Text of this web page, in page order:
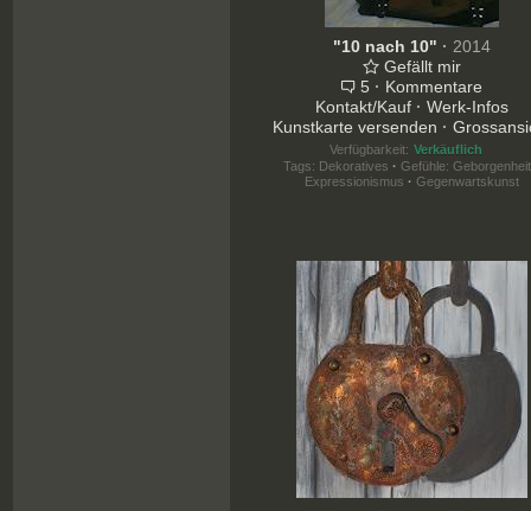
"10 nach 10" · 2014
Gefällt mir
5 · Kommentare
Kontakt/Kauf · Werk-Infos
Kunstkarte versenden ·
Verfügbarkeit: Verkäuflich
Tags: Dekoratives · Gefühle: Geborgenheit
Expressionismus · Gegenwartskunst